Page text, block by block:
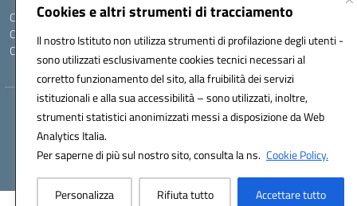
Cookies e altri strumenti di tracciamento
Il nostro Istituto non utilizza strumenti di profilazione degli utenti -
sono utilizzati esclusivamente cookies tecnici necessari al
corretto funzionamento del sito, alla fruibilità dei servizi
istituzionali e alla sua accessibilità – sono utilizzati, inoltre,
strumenti statistici anonimizzati messi a disposizione da Web
Analytics Italia.
Per saperne di più sul nostro sito, consulta la ns. Cookie Policy.
Personalizza Rifiuta tutto Accettare tutto
Codice fiscale: 81002930717
Codice meccanografico:
FGTD02000P
Codice unico di fatturazione (CUF): UFUN7Y
Hosting & Powered by 3D Solution S.r.l.
Concept & Design by Designers Italia